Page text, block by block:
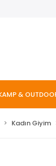
&
Kadın Giyim